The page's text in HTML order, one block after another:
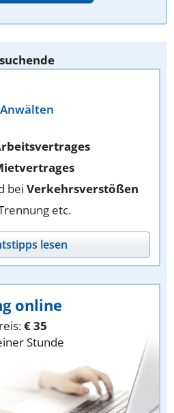
bei Verkehrsverstößen
etc.
lesen
online
€ 35
Stunde